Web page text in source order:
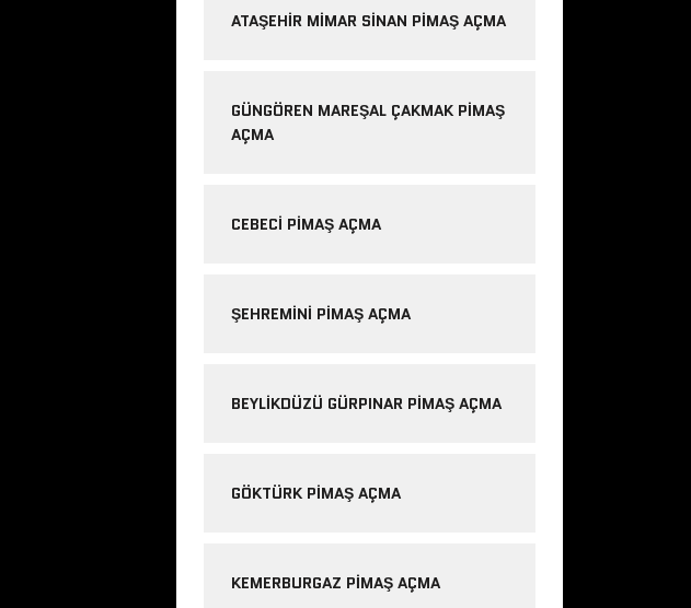
ATAŞEHIR MIMAR SINAN PIMAŞ AÇMA
GÜNGÖREN MAREŞAL ÇAKMAK PIMAŞ
AÇMA
CEBECI PIMAŞ AÇMA
ŞEHREMINI PIMAŞ AÇMA
BEYLIKDÜZÜ GÜRPINAR PIMAŞ AÇMA
GÖKTÜRK PIMAŞ AÇMA
KEMERBURGAZ PIMAŞ AÇMA